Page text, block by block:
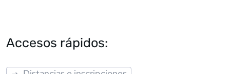
Accesos rápidos: